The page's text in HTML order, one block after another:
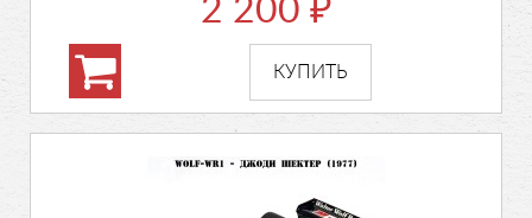
2 200 ₽